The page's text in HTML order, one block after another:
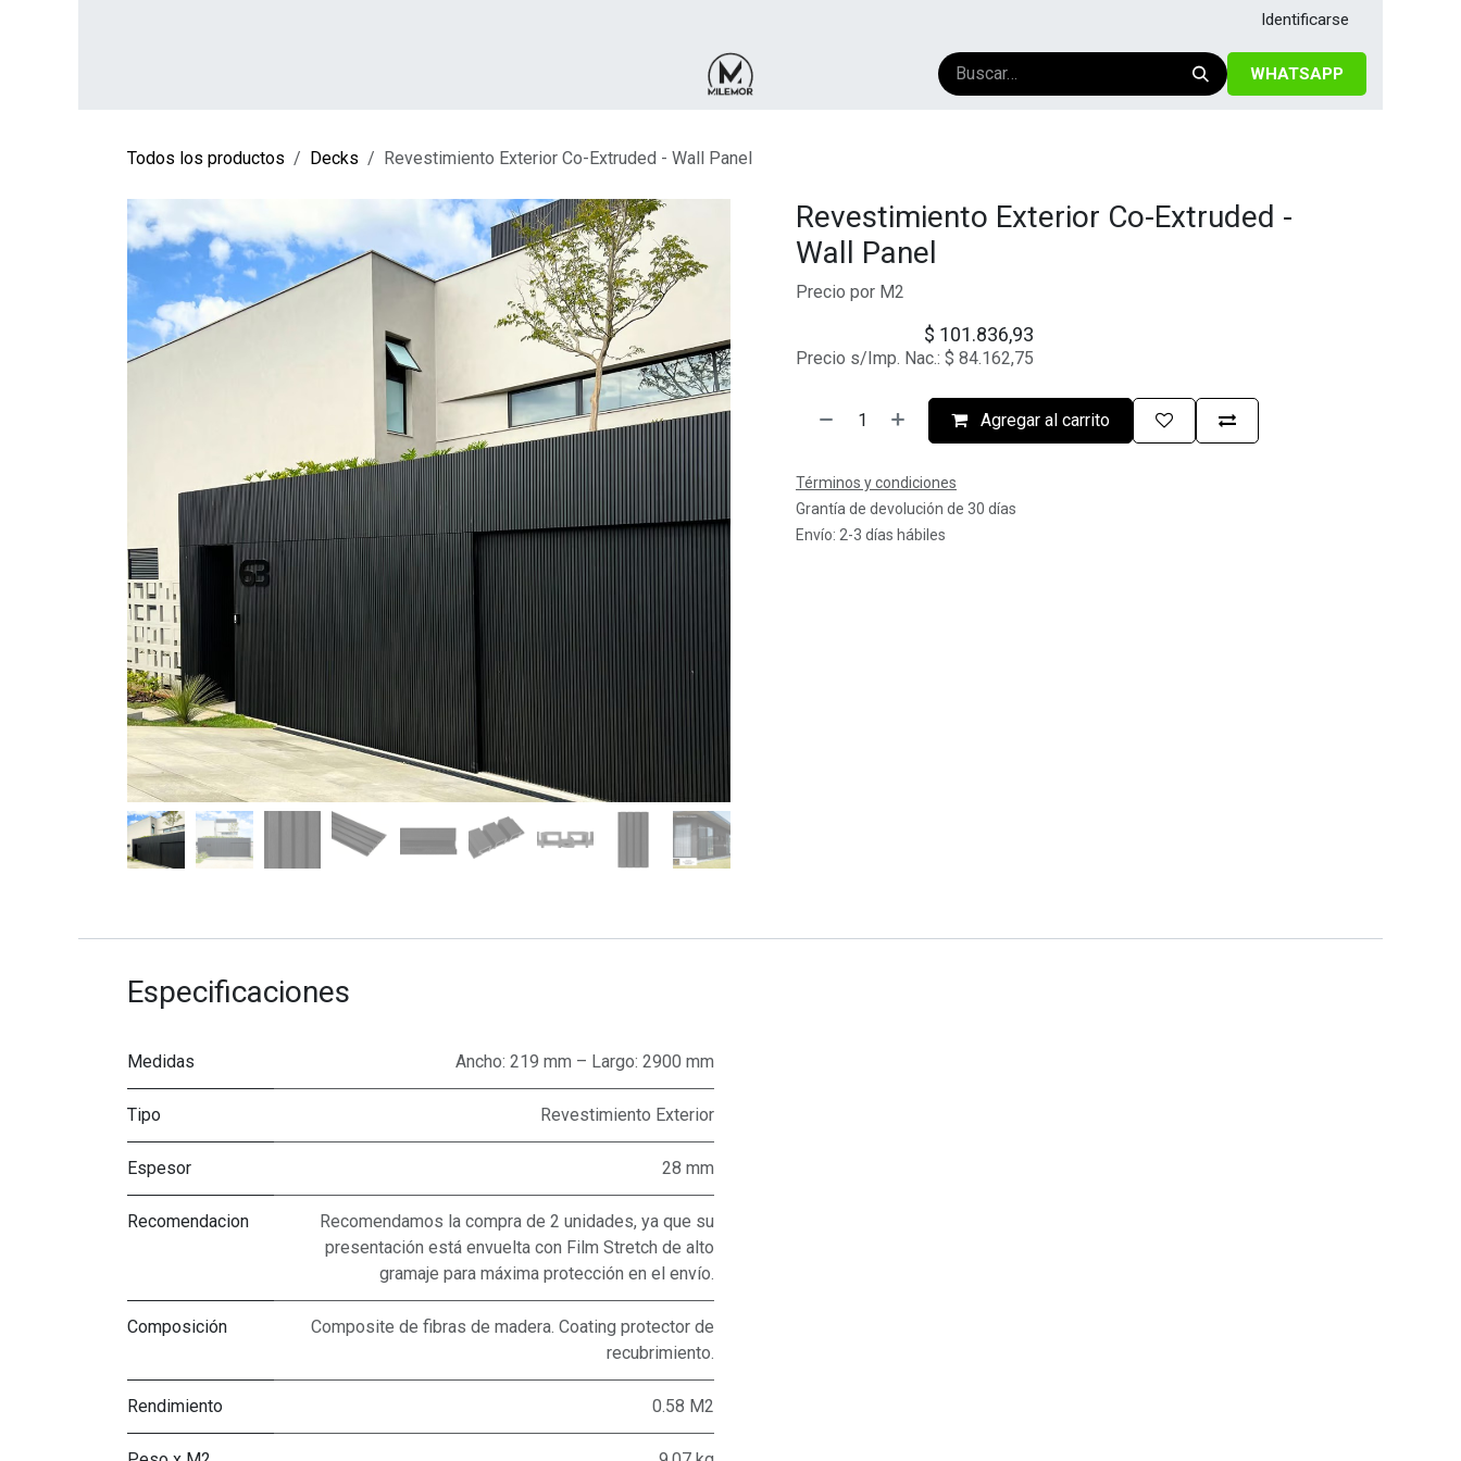
Identificarse
WHATSAPP
Todos los productos Decks Revestimiento Exterior Co-Extruded - Wall Panel
Revestimiento Exterior Co-Extruded -
Wall Panel
Precio por M2
$ 101.836,93
Precio s/Imp. Nac.: $ 84.162,75
Agregar al carrito
Términos y condiciones
Grantía de devolución de 30 días
Envío: 2-3 días hábiles
Especificaciones
Medidas Ancho: 219 mm – Largo: 2900 mm
Tipo Revestimiento Exterior
Espesor 28 mm
Recomendacion
Recomendamos la compra de 2 unidades, ya que su
presentación está envuelta con Film Stretch de alto
gramaje para máxima protección en el envío.
Composición
Composite de fibras de madera. Coating protector de
recubrimiento.
Rendimiento 0.58 M2